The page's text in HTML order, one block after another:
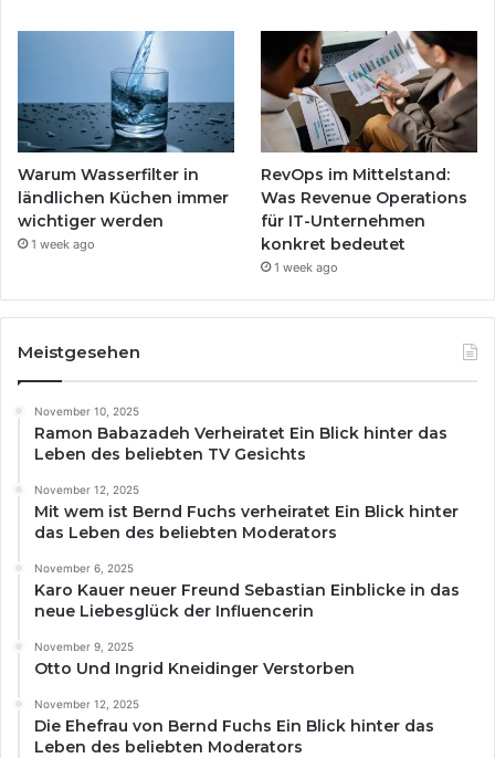
Warum Wasserfilter in
ländlichen Küchen immer
wichtiger werden
1 week ago
RevOps im Mittelstand:
Was Revenue Operations
für IT-Unternehmen
konkret bedeutet
1 week ago
Meistgesehen
November 10, 2025
Ramon Babazadeh Verheiratet Ein Blick hinter das
Leben des beliebten TV Gesichts
November 12, 2025
Mit wem ist Bernd Fuchs verheiratet Ein Blick hinter
das Leben des beliebten Moderators
November 6, 2025
Karo Kauer neuer Freund Sebastian Einblicke in das
neue Liebesglück der Influencerin
November 9, 2025
Otto Und Ingrid Kneidinger Verstorben
November 12, 2025
Die Ehefrau von Bernd Fuchs Ein Blick hinter das
Leben des beliebten Moderators